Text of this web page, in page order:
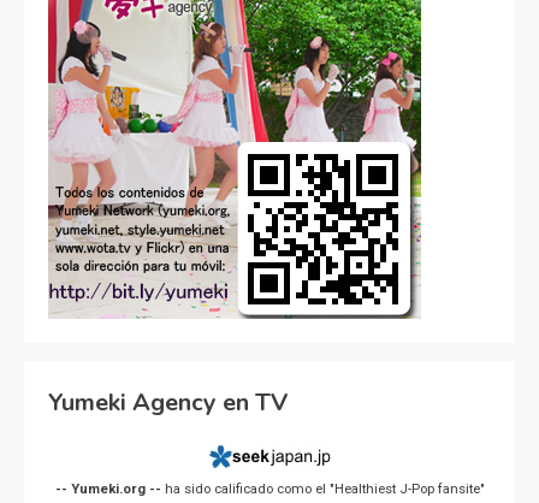
Yumeki Agency en TV
-- Yumeki.org -- ha sido calificado como el "Healthiest J-Pop fansite"